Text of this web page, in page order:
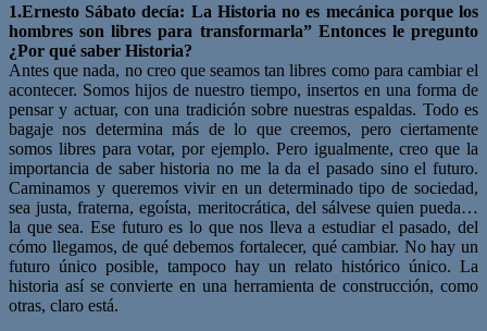
1.Ernesto Sábato decía: La Historia no es mecánica porque los
hombres son libres para transformarla” Entonces le pregunto
¿Por qué saber Historia?
Antes que nada, no creo que seamos tan libres como para cambiar el
acontecer. Somos hijos de nuestro tiempo, insertos en una forma de
pensar y actuar, con una tradición sobre nuestras espaldas. Todo es
bagaje nos determina más de lo que creemos, pero ciertamente
somos libres para votar, por ejemplo. Pero igualmente, creo que la
importancia de saber historia no me la da el pasado sino el futuro.
Caminamos y queremos vivir en un determinado tipo de sociedad,
sea justa, fraterna, egoísta, meritocrática, del sálvese quien pueda…
la que sea. Ese futuro es lo que nos lleva a estudiar el pasado, del
cómo llegamos, de qué debemos fortalecer, qué cambiar. No hay un
futuro único posible, tampoco hay un relato histórico único. La
historia así se convierte en una herramienta de construcción, como
otras, claro está.